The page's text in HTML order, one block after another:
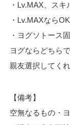
・Lv.MAX、ス
・Lv.MAXならOK
・ヨグソトース
ヨグならどちら
親友選択してく
【備考】
空無なるもの・